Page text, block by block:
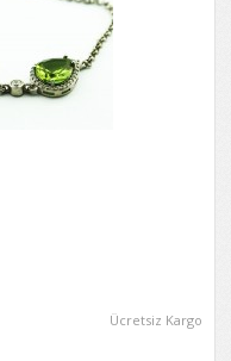
Ücretsiz Kargo